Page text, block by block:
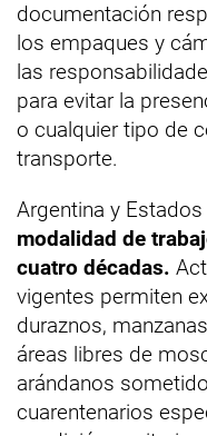
documentación
los empaques y
las
para evitar la
o cualquier tipo de
transporte.
Argentina y
modalidad de
cuatro décadas.
vigentes permiten
duraznos,
áreas libres de
arándanos
cuarentenarios